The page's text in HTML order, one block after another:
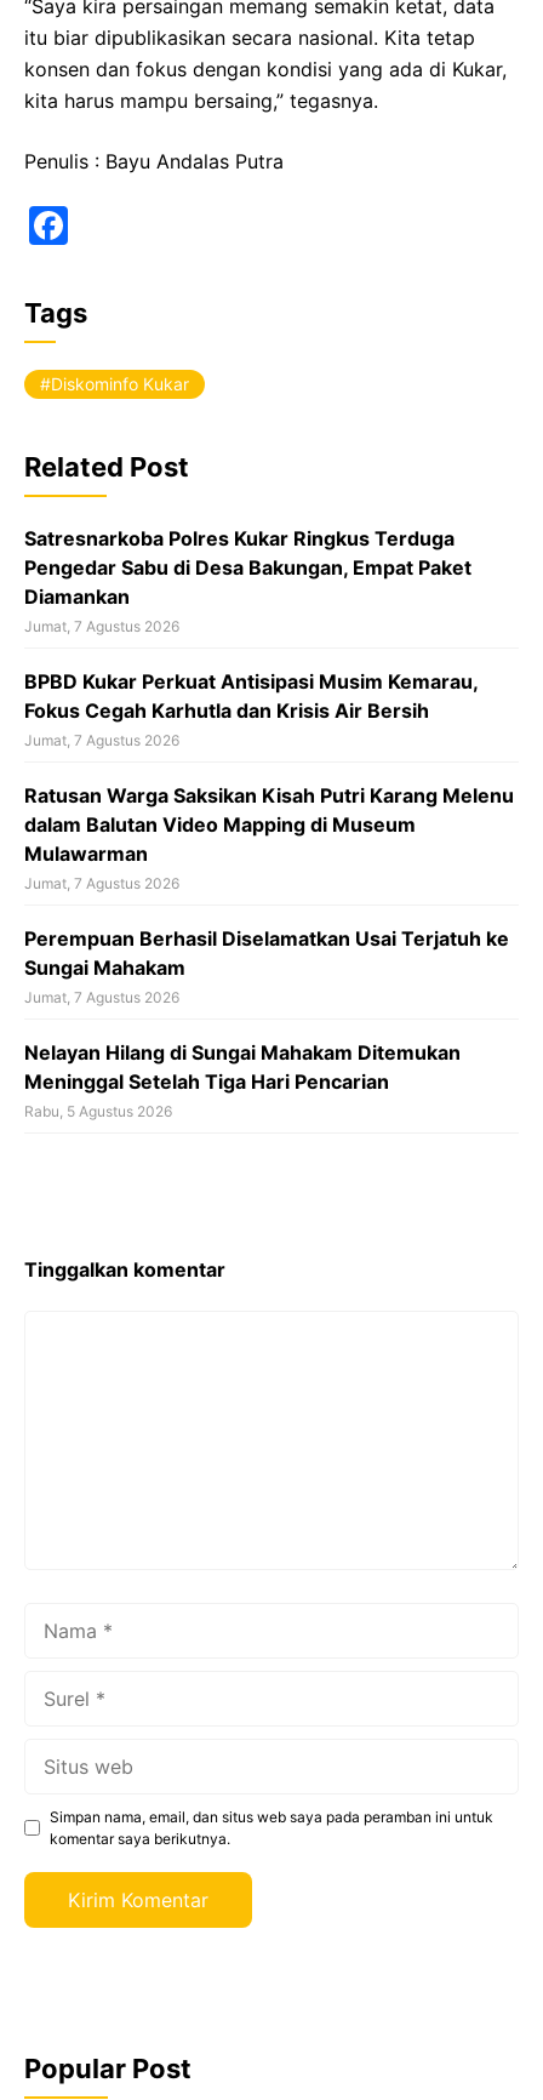
“Saya kira persaingan memang semakin ketat, data
itu biar dipublikasikan secara nasional. Kita tetap
konsen dan fokus dengan kondisi yang ada di Kukar,
kita harus mampu bersaing,” tegasnya.
Penulis : Bayu Andalas Putra
c
e
b
o
k
Tags
Diskominfo Kukar
Related Post
Satresnarkoba Polres Kukar Ringkus Terduga
Pengedar Sabu di Desa Bakungan, Empat Paket
Diamankan
Jumat, 7 Agustus 2026
BPBD Kukar Perkuat Antisipasi Musim Kemarau,
Fokus Cegah Karhutla dan Krisis Air Bersih
Jumat, 7 Agustus 2026
Ratusan Warga Saksikan Kisah Putri Karang Melenu
dalam Balutan Video Mapping di Museum
Mulawarman
Jumat, 7 Agustus 2026
Perempuan Berhasil Diselamatkan Usai Terjatuh ke
Sungai Mahakam
Jumat, 7 Agustus 2026
Nelayan Hilang di Sungai Mahakam Ditemukan
Meninggal Setelah Tiga Hari Pencarian
Rabu, 5 Agustus 2026
Tinggalkan komentar
Simpan nama, email, dan situs web saya pada peramban ini untuk
komentar saya berikutnya.
Popular Post